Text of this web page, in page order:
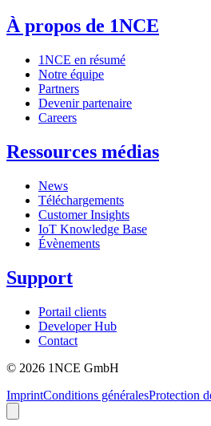
À propos de 1NCE
1NCE en résumé
Notre équipe
Partners
Devenir partenaire
Careers
Ressources médias
News
Téléchargements
Customer Insights
IoT Knowledge Base
Évènements
Support
Portail clients
Developer Hub
Contact
© 2026 1NCE GmbH
ImprintConditions généralesProtection